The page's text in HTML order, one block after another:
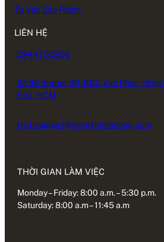
Tư Vấn Sản Phẩm
LIÊN HỆ
0944750950
Số 66 đường 36, KDC Vạn Phúc, Hiệp
Đức, HCM
techsupport@songthanhcong.com
THỜI GIAN LÀM VIỆC
Monday – Friday: 8:00 a.m. – 5:30 p.m.
Saturday: 8:00 a.m – 11:45 a.m